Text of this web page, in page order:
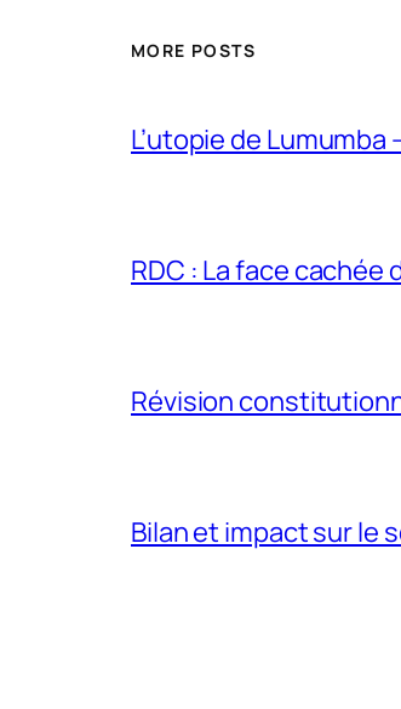
MORE POSTS
L’utopie de
RDC : La face
Révision
Bilan et impact sur le